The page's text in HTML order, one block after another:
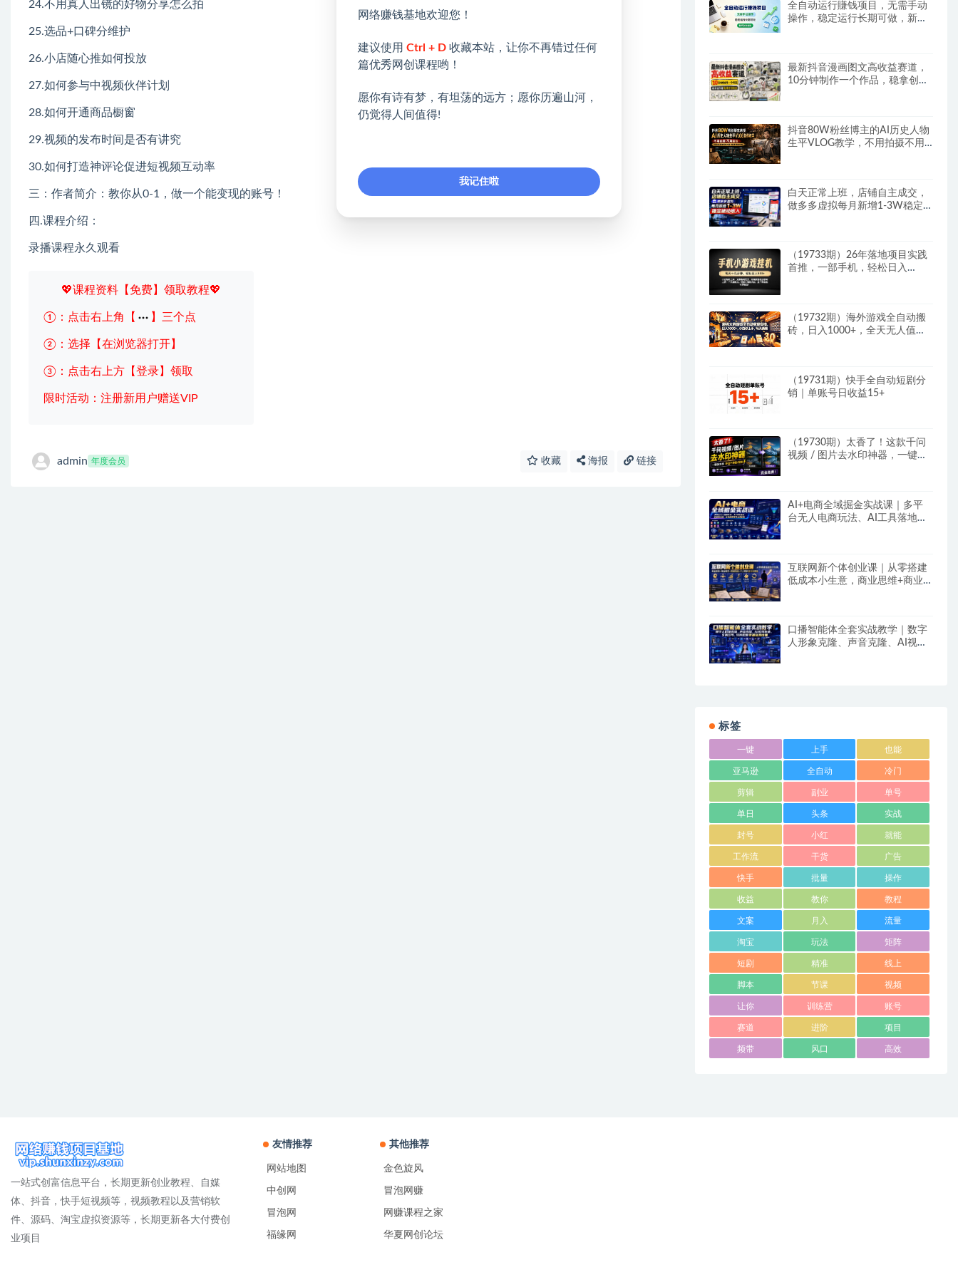
24.不用真人出镜的好物分享怎么拍
25.选品+口碑分维护
26.小店随心推如何投放
27.如何参与中视频伙伴计划
28.如何开通商品橱窗
29.视频的发布时间是否有讲究
30.如何打造神评论促进短视频互动率
三：作者简介：教你从0-1，做一个能变现的账号！
四.课程介绍：
录播课程永久观看
💖课程资料【免费】领取教程💖
①：点击右上角【 】三个点
②：选择【在浏览器打开】
③：点击右上方【登录】领取
限时活动：注册新用户赠送VIP
admin 年度会员 收藏 海报 链接
全自动运行賺钱项目，无需手动
操作，稳定运行长期可做，新手
最新抖音漫画图文高收益赛道，
10分钟制作一个作品，稳拿创作
抖音80W粉丝博主的AI历史人物
生平VLOG教学，不用拍摄不用
白天正常上班，店铺自主成交，
做多多虚拟每月新增1-3W稳定
（19733期）26年落地项目实践
首推，一部手机，轻松日入
（19732期）海外游戏全自动搬
砖，日入1000+，全天无人值
（19731期）快手全自动短剧分
销｜单账号日收益15+
（19730期）太香了！这款千问
视频 / 图片去水印神器，一键搞
AI+电商全域掘金实战课｜多平
台无人电商玩法、AI工具落地、
互联网新个体创业课｜从零搭建
低成本小生意，商业思维+商业
口播智能体全套实战教学｜数字
人形象克隆、声音克隆、AI视频
标签
一键 上手 也能
亚马逊 全自动 冷门
剪辑 副业 单号
单日 头条 实战
封号 小红 就能
工作流 干货 广告
快手 批量 操作
收益 教你 教程
文案 月入 流量
淘宝 玩法 矩阵
短剧 精准 线上
脚本 节课 视频
让你 训练营 账号
赛道 进阶 项目
频带 风口 高效
一站式创富信息平台，长期更新创业教程、自媒
体、抖音，快手短视频等，视频教程以及营销软
件、源码、淘宝虚拟资源等，长期更新各大付费创
业项目
友情推荐
网站地图
中创网
冒泡网
福缘网
其他推荐
金色旋风
冒泡网赚
网赚课程之家
华夏网创论坛
网络赚钱基地欢迎您！
建议使用 Ctrl + D 收藏本站，让你不再错过任何
篇优秀网创课程哟！
愿你有诗有梦，有坦荡的远方；愿你历遍山河，
仍觉得人间值得!
我记住啦